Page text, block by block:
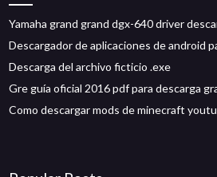
Yamaha grand grand dgx-640 driver
Descargador de aplicaciones de android
Descarga del archivo ficticio .exe
Gre guía oficial 2016 pdf para descarga
Como descargar mods de minecraft